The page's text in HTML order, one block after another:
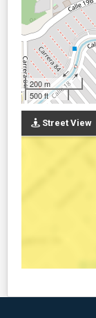
200 m
500 ft
Street View